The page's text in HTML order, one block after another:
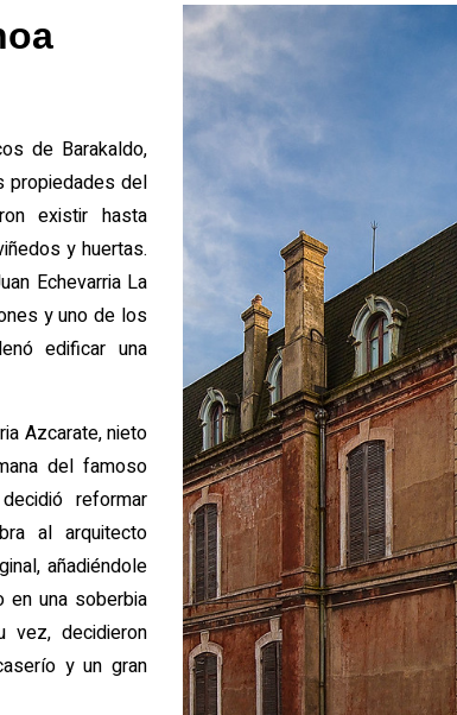
de Barakaldo,
propiedades del
existir hasta
y huertas.
Echevarria La
y uno de los
edificar una
Azcarate, nieto
del famoso
reformar
al arquitecto
añadiéndole
en una soberbia
vez, decidieron
y un gran